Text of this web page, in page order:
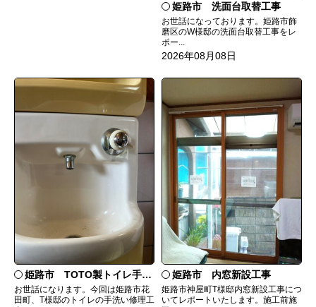
姫路市 洗面台取替工事
お世話になっております。姫路市飾
磨区のW様邸の洗面台取替工事をレ
ポー...
2026年08月08日
姫路市 TOTO製トイレ手洗いの水漏れ修理
お世話になります。今回は姫路市花
田町、T様邸のトイレの手洗い修理工
姫路市 内窓新設工事
姫路市神屋町T様邸内窓新設工事につ
いてレポートいたします。施工前施